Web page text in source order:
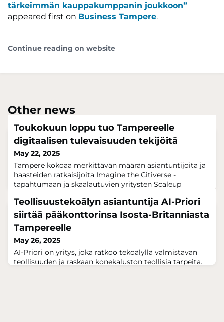
tärkeimmän kauppakumppanin joukkoon”
appeared first on Business Tampere.
Continue reading on website
Other news
Toukokuun loppu tuo Tampereelle
digitaalisen tulevaisuuden tekijöitä
May 22, 2025
Tampere kokoaa merkittävän määrän asiantuntijoita ja
haasteiden ratkaisijoita Imagine the Citiverse -
tapahtumaan ja skaalautuvien yritysten Scaleup
huomisen teknologioita ja niiden mahdollisuuksia
kaupungeille tekoälyn, digitaalisten kaksosten ja
immersiivisten teknologioiden maailmassa.Osana
kansainvälistä tapahtumaa ennalta valitut yritykset es
Teollisuustekoälyn asiantuntija AI-Priori
siirtää pääkonttorinsa Isosta-Britanniasta
Tampereelle
May 26, 2025
AI-Priori on yritys, joka ratkoo tekoälyllä valmistavan
teollisuuden ja raskaan konekaluston teollisia tarpeita.